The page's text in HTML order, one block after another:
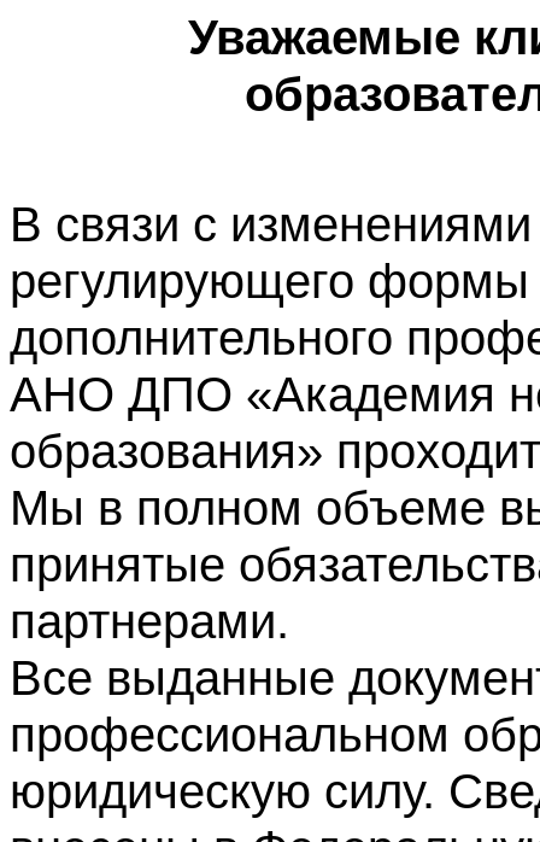
Уважаемые
В связи с изменениями
регулирующего формы
дополнительного
АНО ДПО «Академия
образования»
Мы в полном объеме
принятые
партнерами.
Все выданные
профессиональном
юридическую силу.